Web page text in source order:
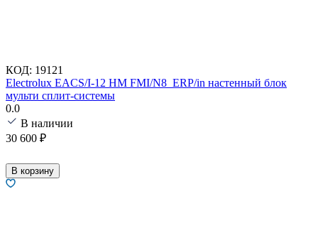
КОД: 19121
Electrolux EACS/I-12 HM FMI/N8_ERP/in настенный блок
мульти сплит-системы
0.0
В наличии
30 600 ₽
В корзину